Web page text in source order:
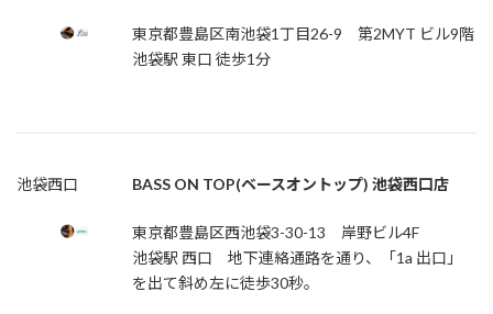
東京都豊島区南池袋1丁目26-9 第2MYT ビル9階
池袋駅 東口 徒歩1分
池袋西口 BASS ON TOP(ベースオントップ) 池袋西口店
東京都豊島区西池袋3-30-13 岸野ビル4F
池袋駅 西口 地下連絡通路を通り、「1a 出口」
を出て斜め左に徒歩30秒。